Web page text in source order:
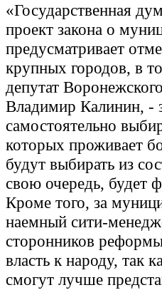
«Государственная
проект закона о
предусматривает
крупных городов, в
депутат
Владимир Калинин, -
самостоятельно
которых проживает
будут выбирать из
свою очередь, будет
Кроме того, за
наемный сити-
сторонников
власть к народу, так
смогут лучше